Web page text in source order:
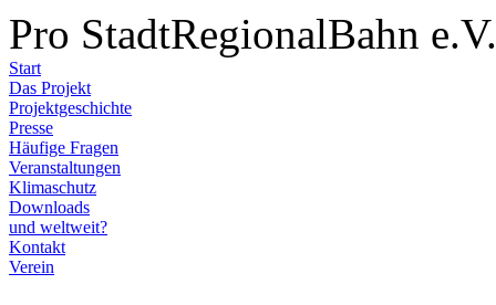
Pro StadtRegionalBahn e.V.
Start
Das Projekt
Projektgeschichte
Presse
Häufige Fragen
Veranstaltungen
Klimaschutz
Downloads
und weltweit?
Kontakt
Verein